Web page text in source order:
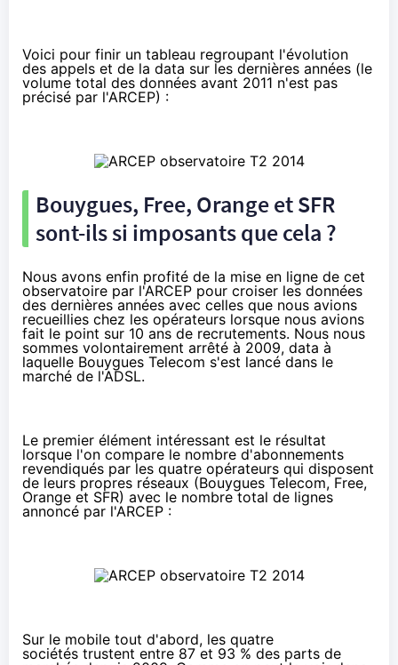
Voici pour finir un tableau regroupant l'évolution
des appels et de la data sur les dernières années (le
volume total des données avant 2011 n'est pas
précisé par l'ARCEP) :
Bouygues, Free, OrangeetSFR
sont-ils si imposants que cela ?
Nous avons enfin profité de la mise en ligne de cet
observatoire par l'ARCEP pour croiser les données
des dernières années avec celles que nous avions
recueillies chez les opérateurs lorsque nous avions
fait le point sur 10 ans de recrutements. Nous nous
sommes volontairement arrêté à 2009, data à
laquelle Bouygues Telecom s'est lancé dans le
marché de l'ADSL.
Le premier élément intéressant est le résultat
lorsque l'on compare le nombre d'abonnements
revendiqués par les quatre opérateurs qui disposent
de leurs propres réseaux (Bouygues Telecom, Free,
Orange et SFR) avec le nombre total de lignes
annoncé par l'ARCEP :
Sur le mobile tout d'abord, les quatre
sociétés trustent entre 87 et 93 % des parts de